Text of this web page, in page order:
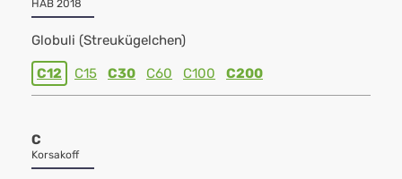
HAB 2018
Globuli (Streukügelchen)
C12 C15 C30 C60 C100 C200
C
Korsakoff